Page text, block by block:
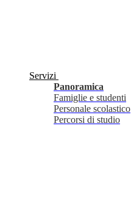
Servizi
Panoramica
Famiglie e studenti
Personale scolastico
Percorsi di studio